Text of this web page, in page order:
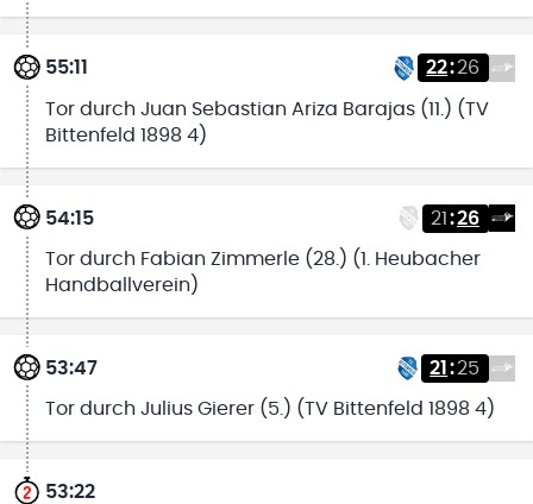
55:11 22:26
Tor durch Juan Sebastian Ariza Barajas (11.) (TV
Bittenfeld 1898 4)
54:15 21 :26
Tor durch Fabian Zimmerle (28.) (1. Heubacher
Handballverein)
53:47 21 :25
Tor durch Julius Gierer (5.) (TV Bittenfeld 1898 4)
53:22